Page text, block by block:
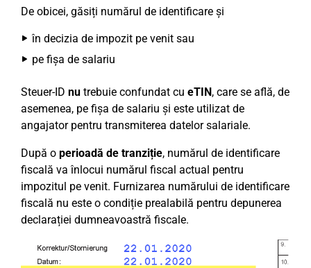
De obicei, găsiți numărul de identificare și
în decizia de impozit pe venit sau
pe fișa de salariu
Steuer-ID nu trebuie confundat cu eTIN, care se află, de
asemenea, pe fișa de salariu și este utilizat de
angajator pentru transmiterea datelor salariale.
După o perioadă de tranziție, numărul de identificare
fiscală va înlocui numărul fiscal actual pentru
impozitul pe venit. Furnizarea numărului de identificare
fiscală nu este o condiție prealabilă pentru depunerea
declarației dumneavoastră fiscale.